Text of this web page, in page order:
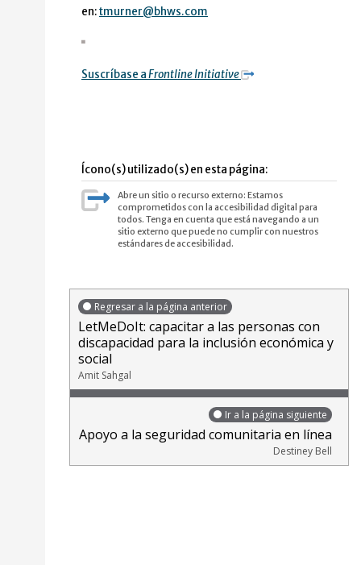
en:tmurner@bhws.com
Suscríbase aFrontline Initiative
Ícono(s) utilizado(s) en esta página:
Abre un sitio o recurso externo: Estamos
comprometidos con la accesibilidad digital para
todos. Tenga en cuenta que está navegando a un
sitio externo que puede no cumplir con nuestros
estándares de accesibilidad.
Regresar a la página anterior
LetMeDoIt: capacitar a las personas con
discapacidad para la inclusión económica y
social
Amit Sahgal
Ir a la página siguiente
Apoyo a la seguridad comunitaria en línea
Destiney Bell